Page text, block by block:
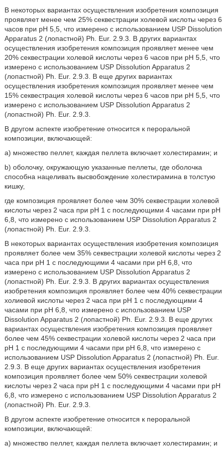
В некоторых вариантах осуществления изобретения композиция
проявляет менее чем 25% секвестрации холевой кислоты через 6
часов при pH 5,5, что измерено с использованием USP Dissolution
Apparatus 2 (лопастной) Ph. Eur. 2.9.3. В других вариантах
осуществления изобретения композиция проявляет менее чем
20% секвестрации холевой кислоты через 6 часов при pH 5,5, что
измерено с использованием USP Dissolution Apparatus 2
(лопастной) Ph. Eur. 2.9.3. В еще других вариантах
осуществления изобретения композиция проявляет менее чем
15% секвестрация холевой кислоты через 6 часов при pH 5,5, что
измерено с использованием USP Dissolution Apparatus 2
(лопастной) Ph. Eur. 2.9.3.
В другом аспекте изобретение относится к пероральной
композиции, включающей:
a) множество пеллет, каждая пеллета включает холестирамин; и
b) оболочку, окружающую указанные пеллеты, где оболочка
способна нацеливать высвобождение холестирамина в толстую
кишку,
где композиция проявляет более чем 30% секвестрации холевой
кислоты через 2 часа при pH 1 с последующими 4 часами при pH
6,8, что измерено с использованием USP Dissolution Apparatus 2
(лопастной) Ph. Eur. 2.9.3.
В некоторых вариантах осуществления изобретения композиция
проявляет более чем 35% секвестрации холевой кислоты через 2
часа при pH 1 с последующими 4 часами при pH 6,8, что
измерено с использованием USP Dissolution Apparatus 2
(лопастной) Ph. Eur. 2.9.3. В других вариантах осуществления
изобретения композиция проявляет более чем 40% секвестрации
холиевой кислоты через 2 часа при pH 1 с последующими 4
часами при pH 6,8, что измерено с использованием USP
Dissolution Apparatus 2 (лопастной) Ph. Eur. 2.9.3. В еще других
вариантах осуществления изобретения композиция проявляет
более чем 45% секвестрации холевой кислоты через 2 часа при
pH 1 с последующими 4 часами при pH 6,8, что измерено с
использованием USP Dissolution Apparatus 2 (лопастной) Ph. Eur.
2.9.3. В еще других вариантах осуществления изобретения
композиция проявляет более чем 50% секвестрации холевой
кислоты через 2 часа при pH 1 с последующими 4 часами при pH
6,8, что измерено с использованием USP Dissolution Apparatus 2
(лопастной) Ph. Eur. 2.9.3.
В другом аспекте изобретение относится к пероральной
композиции, включающей:
a) множество пеллет, каждая пеллета включает холестирамин; и